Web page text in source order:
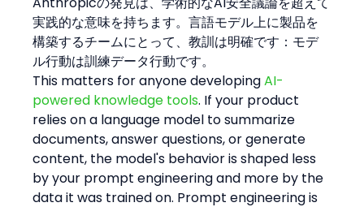
実践的な意味を持ちます。言語モデル上に製品を
構築するチームにとって、教訓は明確です：モデ
ル行動は訓練データ行動です。
This matters for anyone developing AI-
powered knowledge tools. If your product
relies on a language model to summarize
documents, answer questions, or generate
content, the model's behavior is shaped less
by your prompt engineering and more by the
data it was trained on. Prompt engineering is